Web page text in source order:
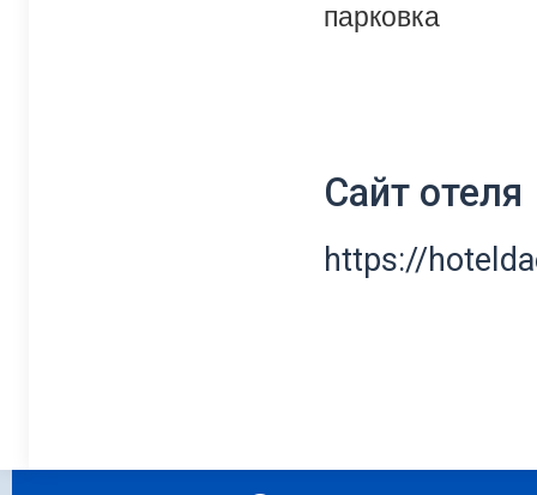
парковка
Сайт отеля
https://